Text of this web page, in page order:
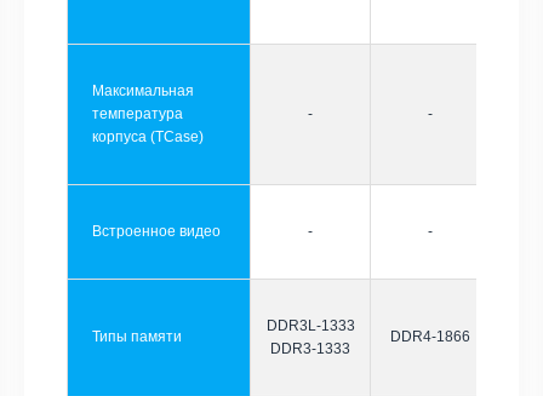
Максимальная
температура
корпуса (TCase)
- -
Встроенное видео - -
Типы памяти
DDR3L-1333
DDR3-1333
DDR4-1866